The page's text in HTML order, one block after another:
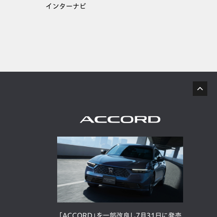
インターナビ
「ACCORD」を一部改良し7月31日に発売